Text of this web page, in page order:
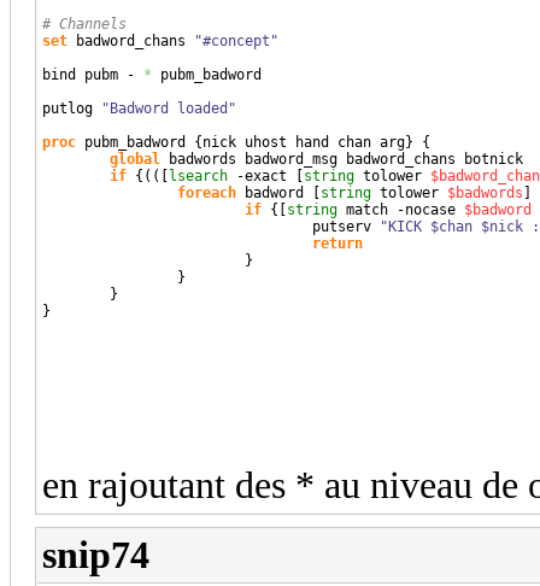
# Channels
set badword_chans
"#concept"
bind pubm - * pubm_badword
putlog
"Badword loaded"
proc pubm_badword {nick uhost hand chan arg}
{
global badwords badword_msg badword_chans botnick
if { ( ( [lsearch -exact [string tolower
foreach badword [string tolower $badwords ]
if { [string match -nocase $badword
                                putserv
"KICK $chan $nick
return
}
}
}
}
en rajoutant des * au niveau
snip74